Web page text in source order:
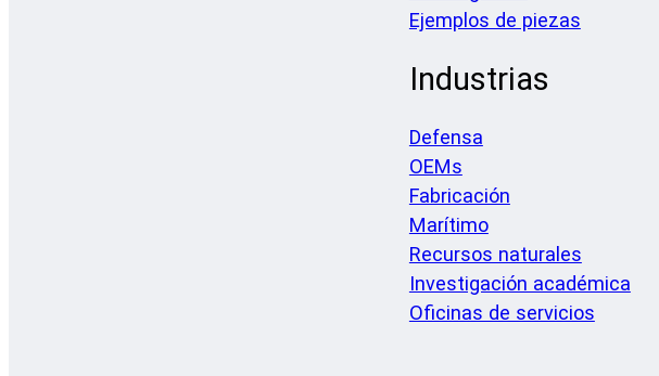
Ejemplos de piezas
Industrias
Defensa
OEMs
Fabricación
Marítimo
Recursos naturales
Investigación académica
Oficinas de servicios